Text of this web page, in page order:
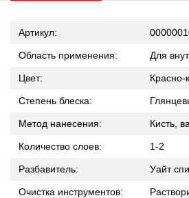
Артикул:
Область применения: Для
Цвет: Красно-
Степень блеска:
Метод нанесения: Кисть,
Количество слоев: 1-2
Разбавитель: Уайт
Очистка инструментов: